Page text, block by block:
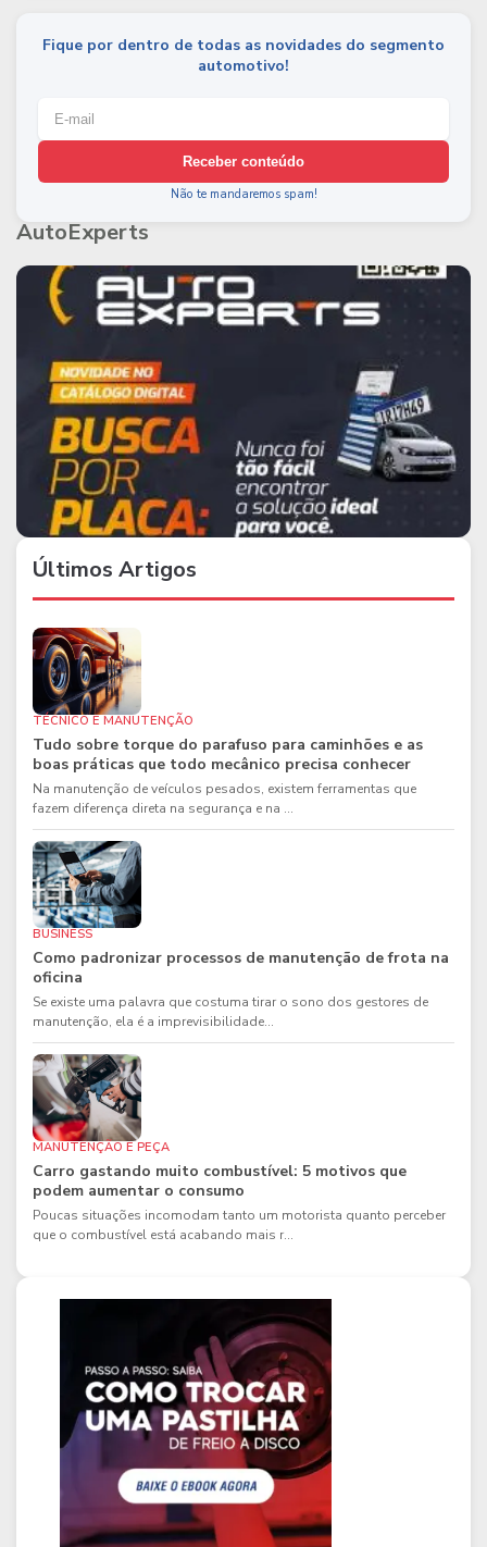
Fique por dentro de todas as novidades do segmento
automotivo!
Receber conteúdo
Não te mandaremos spam!
AutoExperts
Últimos Artigos
TÉCNICO E MANUTENÇÃO
Tudo sobre torque do parafuso para caminhões e as
boas práticas que todo mecânico precisa conhecer
Na manutenção de veículos pesados, existem ferramentas que
fazem diferença direta na segurança e na ...
BUSINESS
Como padronizar processos de manutenção de frota na
oficina
Se existe uma palavra que costuma tirar o sono dos gestores de
manutenção, ela é a imprevisibilidade...
MANUTENÇÃO E PEÇA
Carro gastando muito combustível: 5 motivos que
podem aumentar o consumo
Poucas situações incomodam tanto um motorista quanto perceber
que o combustível está acabando mais r...